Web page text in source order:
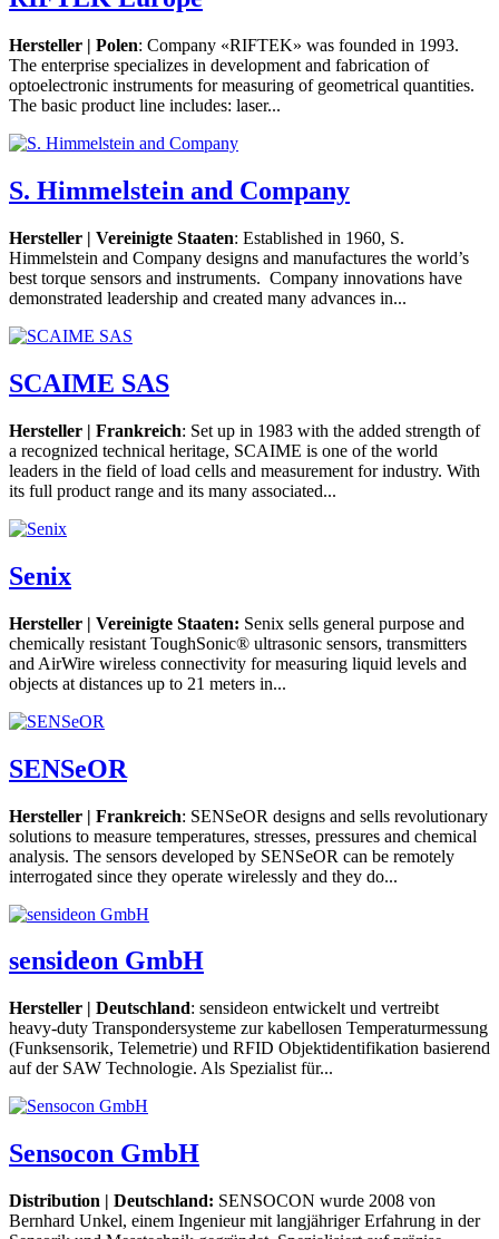
Hersteller | Polen: Company «RIFTEK» was founded in 1993.
The enterprise specializes in development and fabrication of
optoelectronic instruments for measuring of geometrical quantities.
The basic product line includes: laser...
S. Himmelstein and Company
Hersteller | Vereinigte Staaten: Established in 1960, S.
Himmelstein and Company designs and manufactures the world’s
best torque sensors and instruments. Company innovations have
demonstrated leadership and created many advances in...
SCAIME SAS
Hersteller | Frankreich: Set up in 1983 with the added strength of
a recognized technical heritage, SCAIME is one of the world
leaders in the field of load cells and measurement for industry. With
its full product range and its many associated...
Senix
Hersteller | Vereinigte Staaten: Senix sells general purpose and
chemically resistant ToughSonic® ultrasonic sensors, transmitters
and AirWire wireless connectivity for measuring liquid levels and
objects at distances up to 21 meters in...
SENSeOR
Hersteller | Frankreich: SENSeOR designs and sells revolutionary
solutions to measure temperatures, stresses, pressures and chemical
analysis. The sensors developed by SENSeOR can be remotely
interrogated since they operate wirelessly and they do...
sensideon GmbH
Hersteller | Deutschland: sensideon entwickelt und vertreibt
heavy-duty Transpondersysteme zur kabellosen Temperaturmessung
(Funksensorik, Telemetrie) und RFID Objektidentifikation basierend
auf der SAW Technologie. Als Spezialist für...
Sensocon GmbH
Distribution | Deutschland: SENSOCON wurde 2008 von
Bernhard Unkel, einem Ingenieur mit langjähriger Erfahrung in der